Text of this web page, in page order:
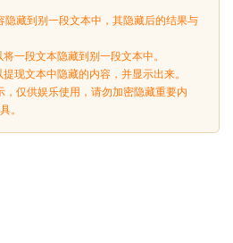
隐藏到别一段文本中，其隐藏后的结果与
一段文本隐藏到别一段文本中。
现文本中隐藏的内容，并显示出来。
，仅供娱乐使用，请勿加密隐藏重要内
。